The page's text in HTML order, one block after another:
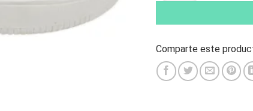
Comparte este